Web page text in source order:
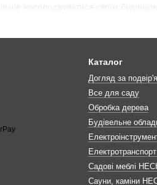
насолоджуватися своїм
Каталог
Догляд за
Все для саду
Обробка дерева
Будівельне
Садові меблі
Сауни, каміни